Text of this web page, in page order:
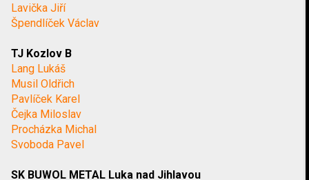
Lavička Jiří
Špendlíček Václav
TJ Kozlov B
Lang Lukáš
Musil Oldřich
Pavlíček Karel
Čejka Miloslav
Procházka Michal
Svoboda Pavel
SK BUWOL METAL Luka nad Jihlavou